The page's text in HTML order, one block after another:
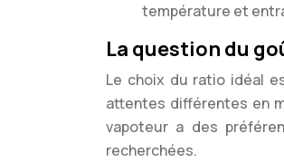
température et
La question du
Le choix du ratio idéal
attentes différentes en
vapoteur a des
recherchées.